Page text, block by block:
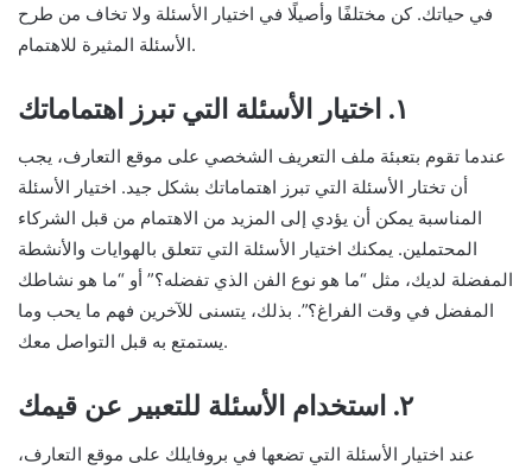
في حياتك. كن مختلفًا وأصيلًا في اختيار الأسئلة ولا تخاف من طرح
الأسئلة المثيرة للاهتمام.
١. اختيار الأسئلة التي تبرز اهتماماتك
عندما تقوم بتعبئة ملف التعريف الشخصي على موقع التعارف، يجب
أن تختار الأسئلة التي تبرز اهتماماتك بشكل جيد. اختيار الأسئلة
المناسبة يمكن أن يؤدي إلى المزيد من الاهتمام من قبل الشركاء
المحتملين. يمكنك اختيار الأسئلة التي تتعلق بالهوايات والأنشطة
المفضلة لديك، مثل “ما هو نوع الفن الذي تفضله؟” أو “ما هو نشاطك
المفضل في وقت الفراغ؟”. بذلك، يتسنى للآخرين فهم ما يحب وما
يستمتع به قبل التواصل معك.
٢. استخدام الأسئلة للتعبير عن قيمك
عند اختيار الأسئلة التي تضعها في بروفايلك على موقع التعارف،